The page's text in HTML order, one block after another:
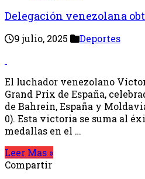
Delegación venezolana
9 julio, 2025 Deportes
El luchador venezolano
Grand Prix de España,
de Bahrein, España y
0). Esta victoria se suma al
medallas en el …
Leer Mas »
Compartir